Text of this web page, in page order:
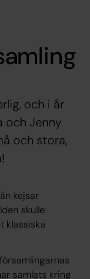
och i år
och Jenny
och stora,
kejsar
skulle
klassiska
samlats kring